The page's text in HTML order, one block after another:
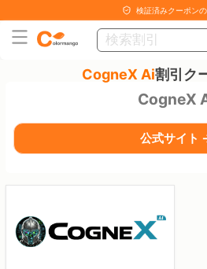
検証済みクーポン
CogneX Ai割引ク
CogneX
公式サイト